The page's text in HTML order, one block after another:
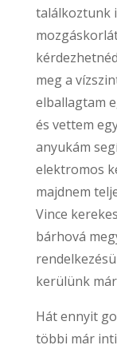
találkoztunk
meg a
elballagtam
és vettem
anyukám
elektromos
majdnem
Vince
bárhová
kerülünk
Hát ennyit
többi már